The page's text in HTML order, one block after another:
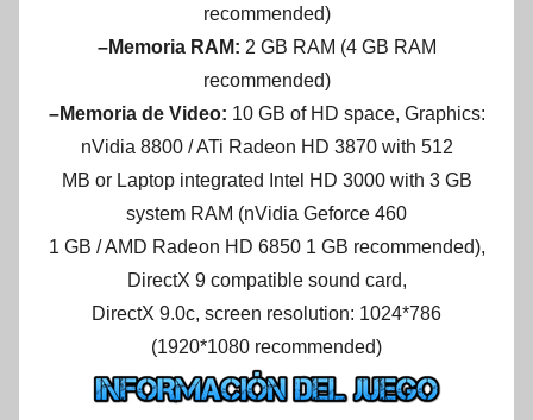
recommended)
–Memoria RAM: 2 GB RAM (4 GB RAM
recommended)
–Memoria de Video: 10 GB of HD space, Graphics:
nVidia 8800 / ATi Radeon HD 3870 with 512
MB or Laptop integrated Intel HD 3000 with 3 GB
system RAM (nVidia Geforce 460
1 GB / AMD Radeon HD 6850 1 GB recommended),
DirectX 9 compatible sound card,
DirectX 9.0c, screen resolution: 1024*786
(1920*1080 recommended)